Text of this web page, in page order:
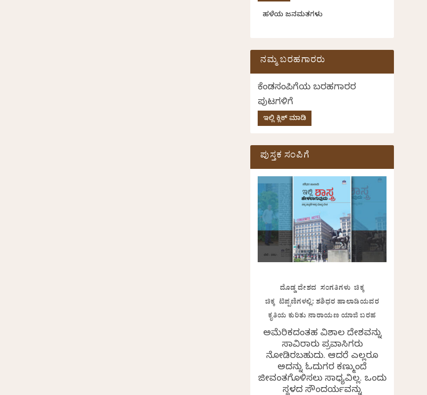
ಹಳೆಯ ಜನಮತಗಳು
ನಮ್ಮ ಬರಹಗಾರರು
ಕೆಂಡಸಂಪಿಗೆಯ ಬರಹಗಾರರ
ಪುಟಗಳಿಗೆ
ಇಲ್ಲಿ ಕ್ಲಿಕ್ ಮಾಡಿ
ಪುಸ್ತಕ ಸಂಪಿಗೆ
ದೊಡ್ಡ ದೇಶದ ಸಂಗತಿಗಳು ಚಿಕ್ಕ
ಚಿಕ್ಕ ಟಿಪ್ಪಣಿಗಳಲ್ಲಿ: ಶಶಿಧರ ಹಾಲಾಡಿಯವರ
ಕೃತಿಯ ಕುರಿತು ನಾರಾಯಣ ಯಾಜಿ ಬರಹ
ಅಮೆರಿಕದಂತಹ ವಿಶಾಲ ದೇಶವನ್ನು
ಸಾವಿರಾರು ಪ್ರವಾಸಿಗರು
ನೋಡಿರಬಹುದು. ಆದರೆ ಎಲ್ಲರೂ
ಅದನ್ನು ಓದುಗರ ಕಣ್ಮುಂದೆ
ಜೀವಂತಗೊಳಿಸಲು ಸಾಧ್ಯವಿಲ್ಲ. ಒಂದು
ಸ್ಥಳದ ಸೌಂದರ್ಯವನ್ನು